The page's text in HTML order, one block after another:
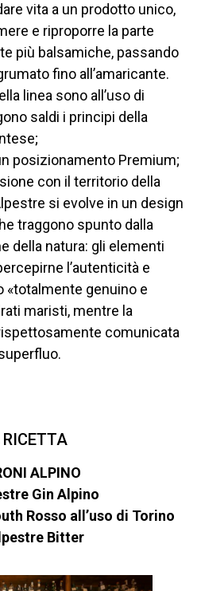
vita a un prodotto unico,
e riproporre la parte
più balsamiche, passando
fino all’amaricante.
linea sono all’uso di
saldi i principi della
posizionamento Premium;
con il territorio della
si evolve in un design
traggono spunto dalla
della natura: gli elementi
l’autenticità e
«totalmente genuino e
maristi, mentre la
comunicata
ALPINO
Gin Alpino
Rosso all’uso di Torino
Bitter